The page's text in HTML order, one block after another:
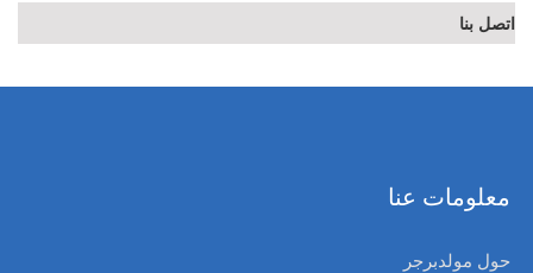
اتصل بنا
معلومات عنا
حول مولدبرجر